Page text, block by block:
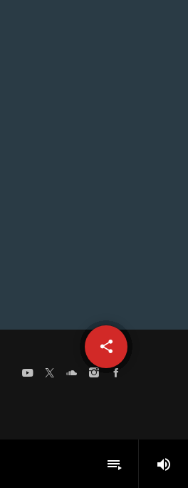
playlist_play volume_up
share
email